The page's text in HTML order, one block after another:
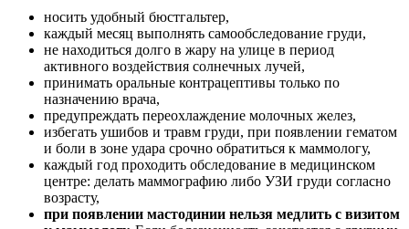
носить удобный бюстгальтер,
каждый месяц выполнять самообследование груди,
не находиться долго в жару на улице в период
активного воздействия солнечных лучей,
принимать оральные контрацептивы только по
назначению врача,
предупреждать переохлаждение молочных желез,
избегать ушибов и травм груди, при появлении гематом
и боли в зоне удара срочно обратиться к маммологу,
каждый год проходить обследование в медицинском
центре: делать маммографию либо УЗИ груди согласно
возрасту,
при появлении мастодинии нельзя медлить с визитом